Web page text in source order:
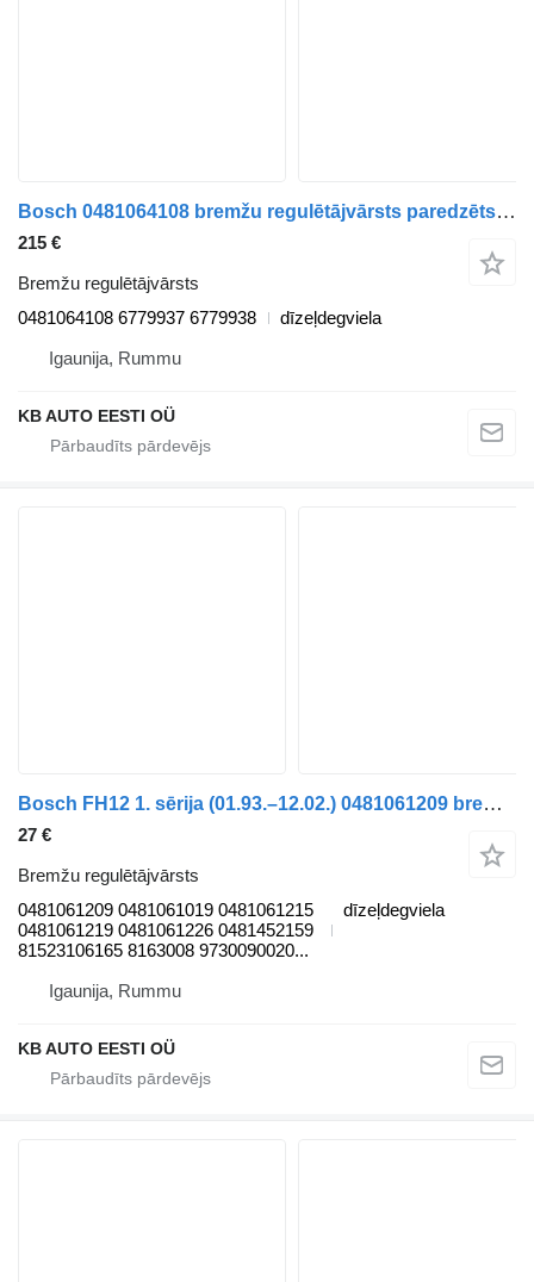
Bosch 0481064108 bremžu regulētājvārsts paredzēts Volvo FL, FE (2005-2014) kravas automašīnas
215 €
Bremžu regulētājvārsts
0481064108 6779937 6779938
dīzeļdegviela
Igaunija, Rummu
KB AUTO EESTI OÜ
Bosch FH12 1. sērija (01.93.–12.02.) 0481061209 bremžu regulētājvārsts paredzēts Volvo FH12, FH16, NH12, FH, VNL780 (1993-2014) kravas automašīnas
27 €
Bremžu regulētājvārsts
0481061209 0481061019 0481061215
0481061219 0481061226 0481452159
81523106165 8163008 9730090020...
dīzeļdegviela
Igaunija, Rummu
KB AUTO EESTI OÜ